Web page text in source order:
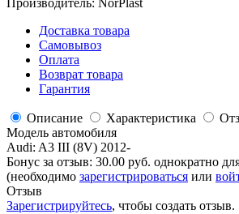
Производитель: NorPlast
Доставка товара
Самовывоз
Оплата
Возврат товара
Гарантия
Описание Характеристика
Модель автомобиля
Audi: A3 III (8V) 2012-
Бонус за отзыв: 30.00 руб. однократно
(необходимо зарегистрироваться или
Отзыв
Зарегистрируйтесь, чтобы создать отзыв.